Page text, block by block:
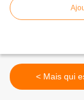
< Mais qui